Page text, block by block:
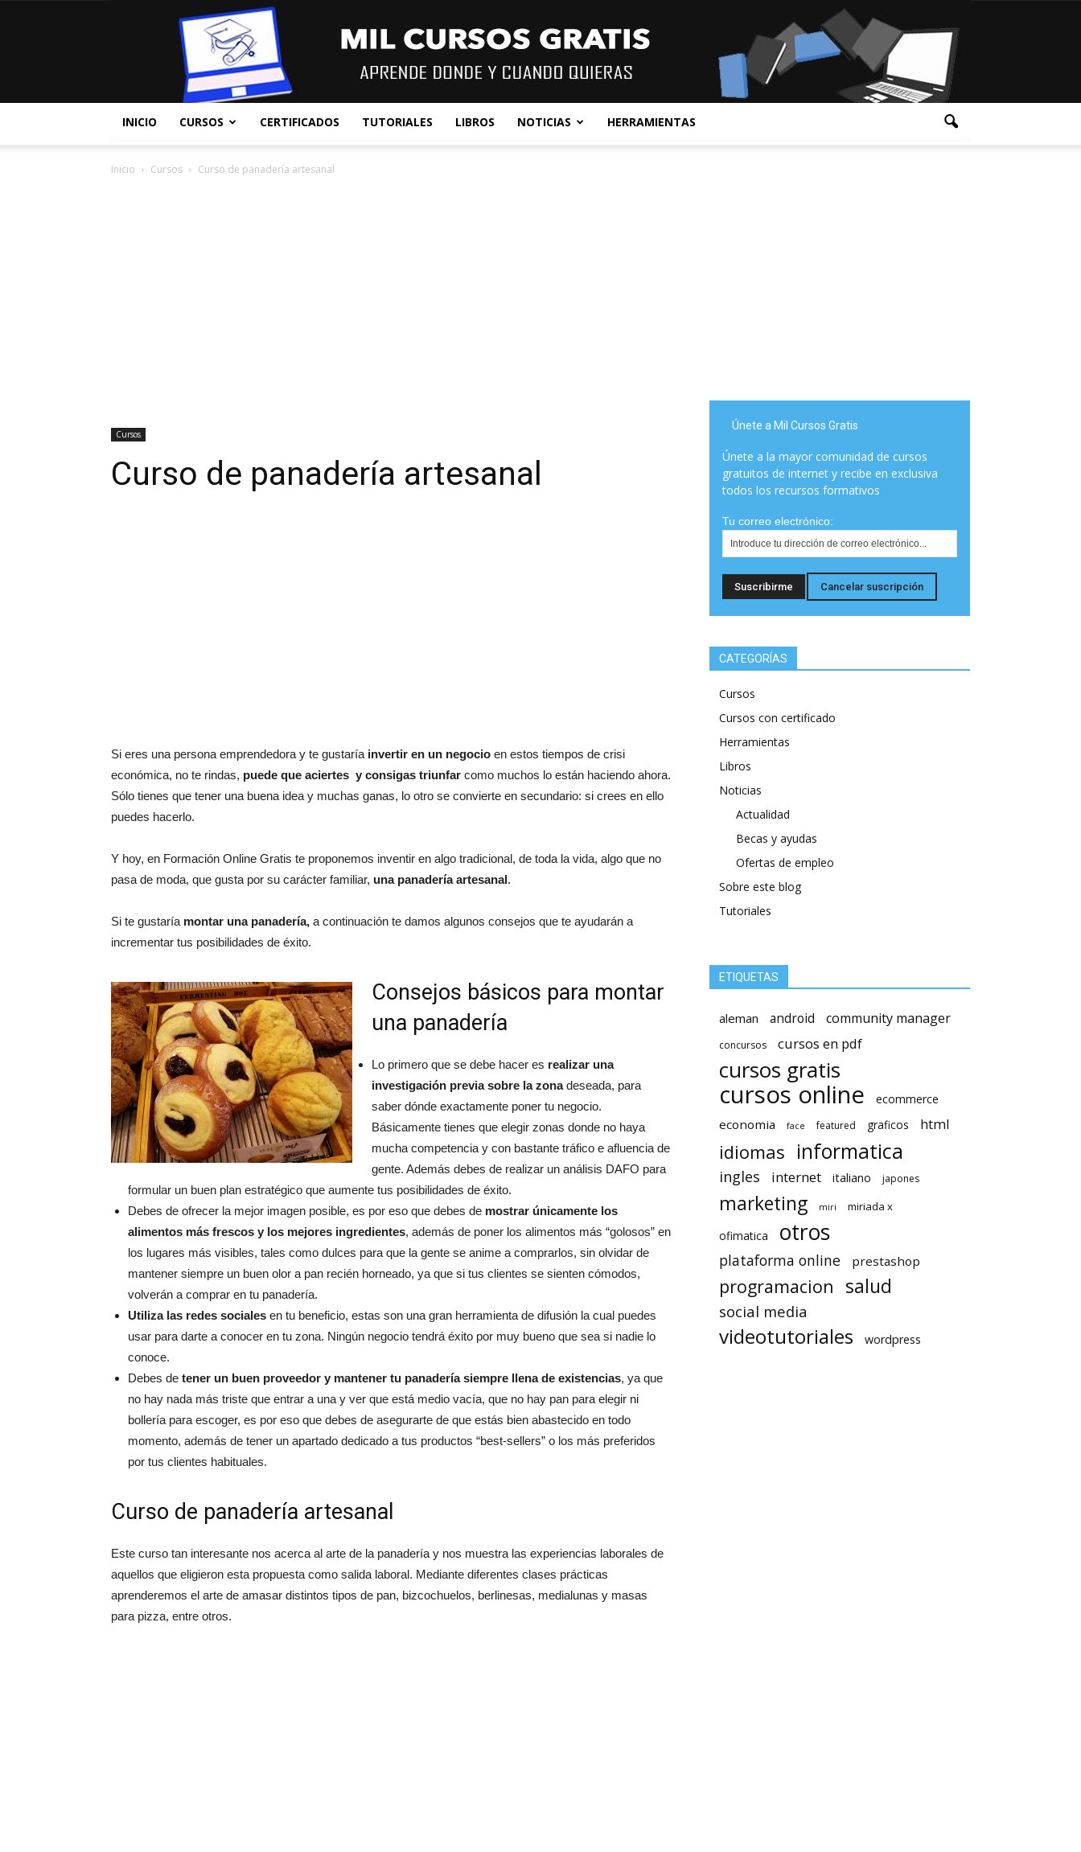
INICIO CURSOS CERTIFICADOS TUTORIALES LIBROS NOTICIAS HERRAMIENTAS
Inicio Cursos Curso de panadería artesanal
Cursos
Curso de panadería artesanal
Si eres una persona emprendedora y te gustaría invertir en un negocio en estos tiempos de crisi
económica, no te rindas, puede que aciertes y consigas triunfar como muchos lo están haciendo ahora.
Sólo tienes que tener una buena idea y muchas ganas, lo otro se convierte en secundario: si crees en ello
puedes hacerlo.
Y hoy, en Formación Online Gratis te proponemos inventir en algo tradicional, de toda la vida, algo que no
pasa de moda, que gusta por su carácter familiar, una panadería artesanal.
Si te gustaría montar una panadería, a continuación te damos algunos consejos que te ayudarán a
incrementar tus posibilidades de éxito.
Consejos básicos para montar
una panadería
Lo primero que se debe hacer es realizar una
investigación previa sobre la zonadeseada, para
saber dónde exactamente poner tu negocio.
Básicamente tienes que elegir zonas donde no haya
mucha competencia y con bastante tráfico e afluencia de
gente. Además debes de realizar un análisis DAFO para
formular un buen plan estratégico que aumente tus posibilidades de éxito.
Debes de ofrecer la mejor imagen posible, es por eso que debes de mostrar únicamente los
alimentos más frescos y los mejores ingredientes, además de poner los alimentos más “golosos” en
los lugares más visibles, tales como dulces para que la gente se anime a comprarlos, sin olvidar de
mantener siempre un buen olor a pan recién horneado, ya que si tus clientes se sienten cómodos,
volverán a comprar en tu panadería.
Utiliza las redes sociales en tu beneficio, estas son una gran herramienta de difusión la cual puedes
usar para darte a conocer en tu zona. Ningún negocio tendrá éxito por muy bueno que sea si nadie lo
conoce.
Debes de tener un buen proveedor y mantener tu panadería siempre llena de existencias, ya que
no hay nada más triste que entrar a una y ver que está medio vacía, que no hay pan para elegir ni
bollería para escoger, es por eso que debes de asegurarte de que estás bien abastecido en todo
momento, además de tener un apartado dedicado a tus productos “best-sellers” o los más preferidos
por tus clientes habituales.
Curso de panadería artesanal
Este curso tan interesante nos acerca al arte de la panadería y nos muestra las experiencias laborales de
aquellos que eligieron esta propuesta como salida laboral. Mediante diferentes clases prácticas
aprenderemos el arte de amasar distintos tipos de pan, bizcochuelos, berlinesas, medialunas y masas
para pizza, entre otros.
Únete a Mil Cursos Gratis
Únete a la mayor comunidad de cursos
gratuitos de internet y recibe en exclusiva
todos los recursos formativos
Tu correo electrónico:
CATEGORÍAS
Cursos
Cursos con certificado
Herramientas
Libros
Noticias
Actualidad
Becas y ayudas
Ofertas de empleo
Sobre este blog
Tutoriales
ETIQUETAS
aleman android community manager
concursos cursos en pdf
cursos gratis
cursos online ecommerce
economia face featured graficos html
idiomas informatica
ingles internet italiano japones
marketing miri miriada x
ofimatica otros
plataforma online prestashop
programacion salud
social media
videotutoriales wordpress